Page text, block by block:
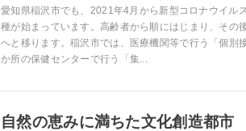
愛知県稲沢市でも、2021年4月から新型コロナウイル
種が始まっています。高齢者から順にはじまり、その
へと移ります。稲沢市では、医療機関等で行う「個別
か所の保健センターで行う「集...
自然の恵みに満ちた文化創造都